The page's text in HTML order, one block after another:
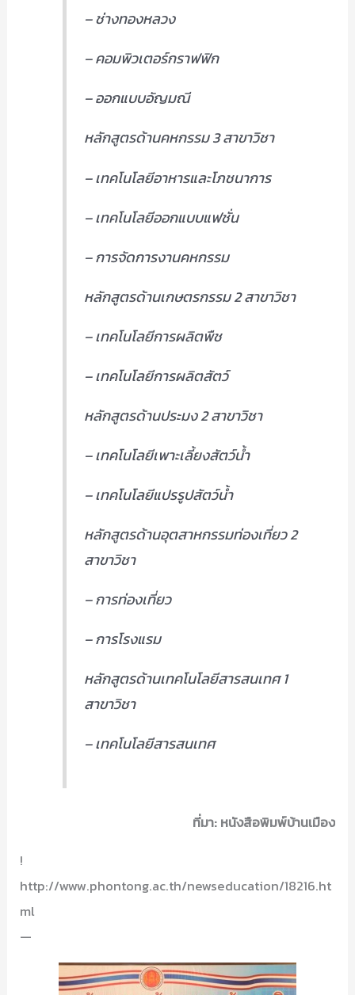
– ช่างทองหลวง
– คอมพิวเตอร์กราฟฟิก
– ออกแบบอัญมณี
หลักสูตรด้านคหกรรม 3 สาขาวิชา
– เทคโนโลยีอาหารและโภชนาการ
– เทคโนโลยีออกแบบแฟชั่น
– การจัดการงานคหกรรม
หลักสูตรด้านเกษตรกรรม 2 สาขาวิชา
– เทคโนโลยีการผลิตพืช
– เทคโนโลยีการผลิตสัตว์
หลักสูตรด้านประมง 2 สาขาวิชา
– เทคโนโลยีเพาะเลี้ยงสัตว์น้ำ
– เทคโนโลยีแปรรูปสัตว์น้ำ
หลักสูตรด้านอุตสาหกรรมท่องเที่ยว 2
สาขาวิชา
– การท่องเที่ยว
– การโรงแรม
หลักสูตรด้านเทคโนโลยีสารสนเทศ 1
สาขาวิชา
– เทคโนโลยีสารสนเทศ
ที่มา: หนังสือพิมพ์บ้านเมือง
!
http://www.phontong.ac.th/newseducation/18216.ht
ml
—